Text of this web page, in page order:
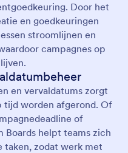
Door het
en goedkeuringen
stroomlijnen en
campagnes op
en vervaldatums zorgt
tijd worden afgerond. Of
of
helpt teams zich
zodat werk met